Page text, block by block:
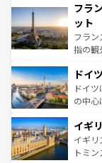
ませて
なお、
しい。
文化が
れる
る。
アート
せる
ンテン
フラ
ット
フラ
指の観
で、
聖堂
から
いる。
香り高
らに
ドイツ
ドイ
の中心
顔を持
ルリン
して
イギ
イギリ
トミ